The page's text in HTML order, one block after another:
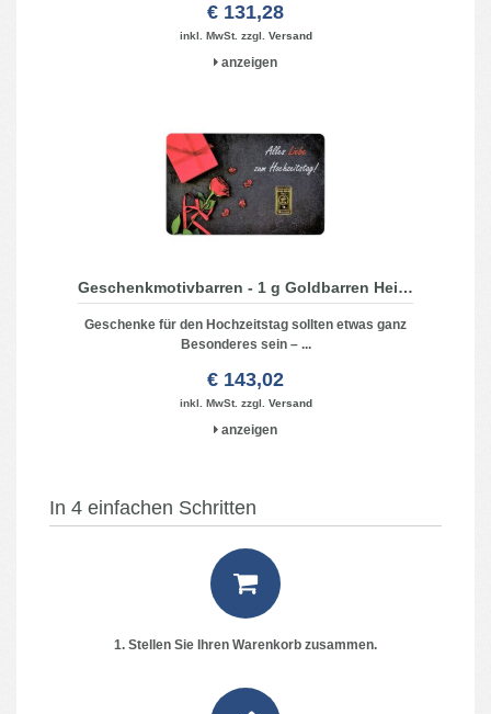
€ 131,28
anzeigen
inkl. MwSt. zzgl. Versand
Geschenkmotivbarren - 1 g Goldbarren Heimerle + Meule - Alles Liebe zum Hochzeitag
Geschenke für den Hochzeitstag sollten etwas ganz
Besonderes sein – ...
€ 143,02
anzeigen
inkl. MwSt. zzgl. Versand
In 4 einfachen Schritten
1. Stellen Sie Ihren Warenkorb zusammen.